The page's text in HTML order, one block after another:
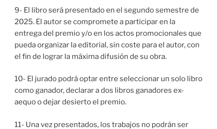
9- El libro será presentado en el segundo semestre de
2025. El autor se compromete a participar en la
entrega del premio y/o en los actos promocionales que
pueda organizar la editorial, sin coste para el autor, con
el fin de lograr la máxima difusión de su obra.
10- El jurado podrá optar entre seleccionar un solo libro
como ganador, declarar a dos libros ganadores ex-
aequo o dejar desierto el premio.
11- Una vez presentados, los trabajos no podrán ser